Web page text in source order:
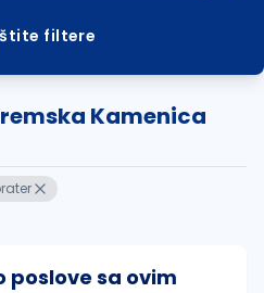
filtere
Kamenica
poslove sa ovim